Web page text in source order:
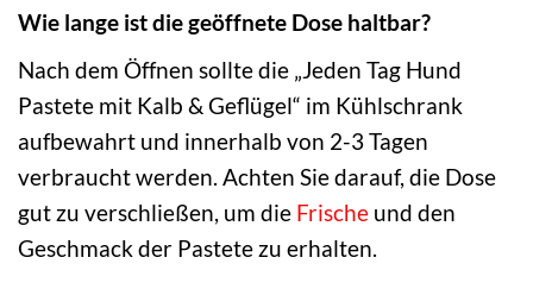
Wie lange ist die geöffnete Dose haltbar?
Nach dem Öffnen sollte die „Jeden Tag Hund
Pastete mit Kalb & Geflügel“ im Kühlschrank
aufbewahrt und innerhalb von 2-3 Tagen
verbraucht werden. Achten Sie darauf, die Dose
gut zu verschließen, um die Frische und den
Geschmack der Pastete zu erhalten.